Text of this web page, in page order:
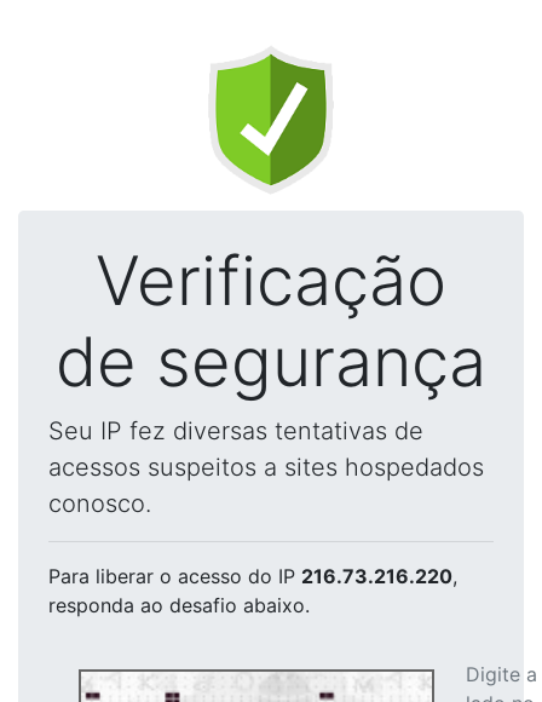
Verificação
de segurança
Seu IP fez diversas tentativas de
acessos suspeitos a sites hospedados
conosco.
Para liberar o acesso do IP 216.73.216.220,
responda ao desafio abaixo.
Digite